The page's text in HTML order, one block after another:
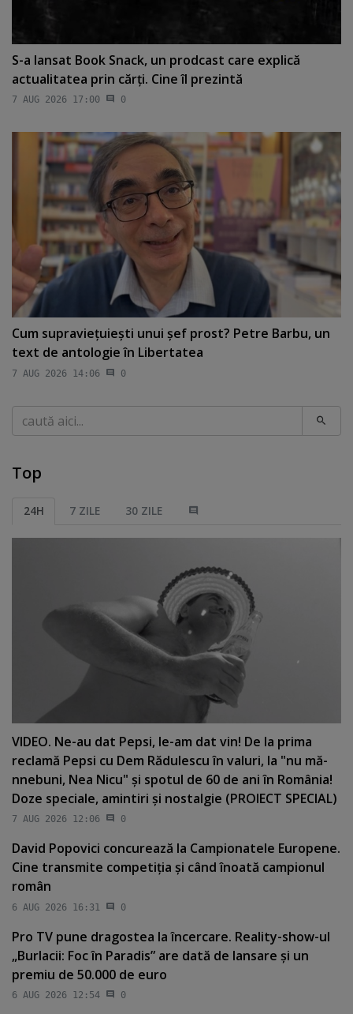
S-a lansat Book Snack, un prodcast care explică
actualitatea prin cărţi. Cine îl prezintă
7 AUG 2026 17:00 0
Cum supravieţuieşti unui şef prost? Petre Barbu, un
text de antologie în Libertatea
7 AUG 2026 14:06 0
Caută
Top
24H 7 ZILE 30 ZILE
VIDEO. Ne-au dat Pepsi, le-am dat vin! De la prima
reclamă Pepsi cu Dem Rădulescu în valuri, la "nu mă-
nnebuni, Nea Nicu" şi spotul de 60 de ani în România!
Doze speciale, amintiri şi nostalgie (PROIECT SPECIAL)
7 AUG 2026 12:06 0
David Popovici concurează la Campionatele Europene.
Cine transmite competiţia şi când înoată campionul
român
6 AUG 2026 16:31 0
Pro TV pune dragostea la încercare. Reality-show-ul
„Burlacii: Foc în Paradis” are dată de lansare şi un
premiu de 50.000 de euro
6 AUG 2026 12:54 0